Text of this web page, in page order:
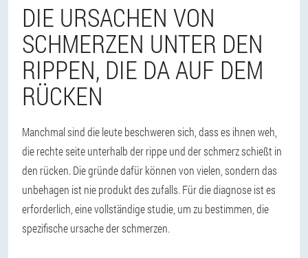
DIE URSACHEN VON
SCHMERZEN UNTER DEN
RIPPEN, DIE DA AUF DEM
RÜCKEN
Manchmal sind die leute beschweren sich, dass es ihnen weh,
die rechte seite unterhalb der rippe und der schmerz schießt in
den rücken. Die gründe dafür können von vielen, sondern das
unbehagen ist nie produkt des zufalls. Für die diagnose ist es
erforderlich, eine vollständige studie, um zu bestimmen, die
spezifische ursache der schmerzen.